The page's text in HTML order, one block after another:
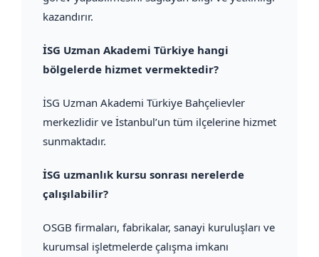
kazandırır.
İSG Uzman Akademi Türkiye hangi
bölgelerde hizmet vermektedir?
İSG Uzman Akademi Türkiye Bahçelievler
merkezlidir ve İstanbul’un tüm ilçelerine hizmet
sunmaktadır.
İSG uzmanlık kursu sonrası nerelerde
çalışılabilir?
OSGB firmaları, fabrikalar, sanayi kuruluşları ve
kurumsal işletmelerde çalışma imkanı